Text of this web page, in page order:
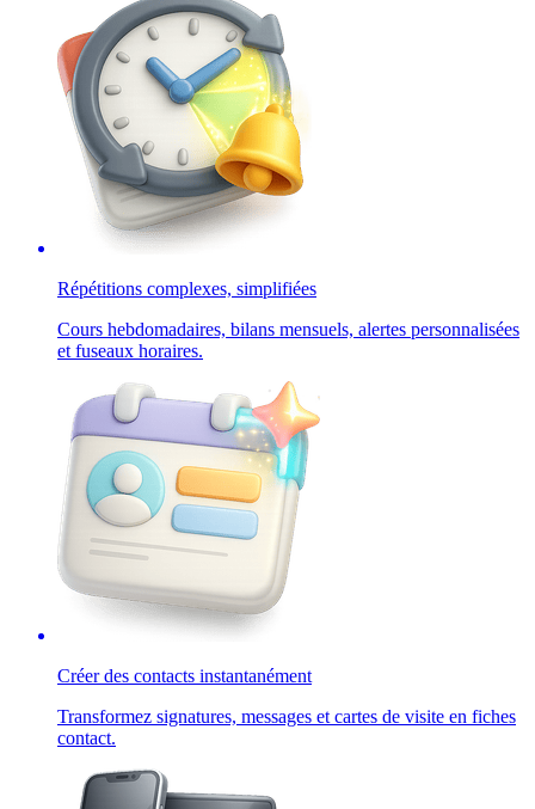
Répétitions complexes, simplifiées
Cours hebdomadaires, bilans mensuels, alertes personnalisées
et fuseaux horaires.
Créer des contacts instantanément
Transformez signatures, messages et cartes de visite en fiches
contact.